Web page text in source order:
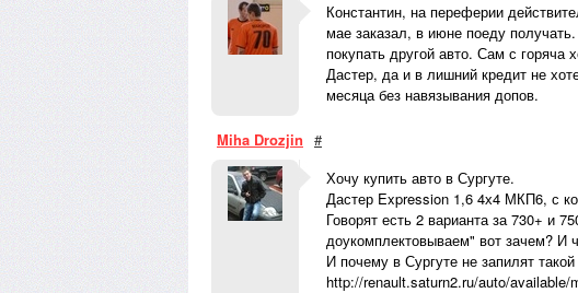
Константин, на переферии
мае заказал, в июне поеду
покупать другой авто. Сам с горяча
Дастер, да и в лишний кредит не
месяца без навязывания допов.
Miha Drozjin #
Хочу купить авто в Сургуте.
Дастер Expression 1,6 4х4 МКП6, с
Говорят есть 2 варианта за 730+ и
доукомплектовываем" вот зачем? И
И почему в Сургуте не запилят
http://renault.saturn2.ru/auto/available/